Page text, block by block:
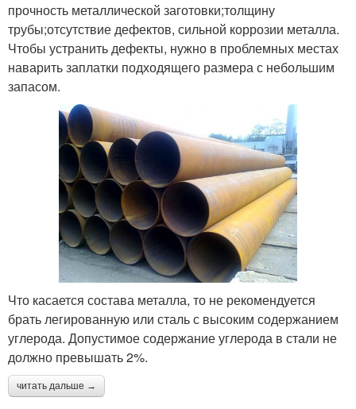
прочность металлической заготовки;толщину
трубы;отсутствие дефектов, сильной коррозии металла.
Чтобы устранить дефекты, нужно в проблемных местах
наварить заплатки подходящего размера с небольшим
запасом.
Что касается состава металла, то не рекомендуется
брать легированную или сталь с высоким содержанием
углерода. Допустимое содержание углерода в стали не
должно превышать 2%.
читать дальше →